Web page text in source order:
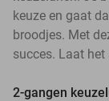
keuze en gaat
broodjes. Met
succes. Laat het
2-gangen